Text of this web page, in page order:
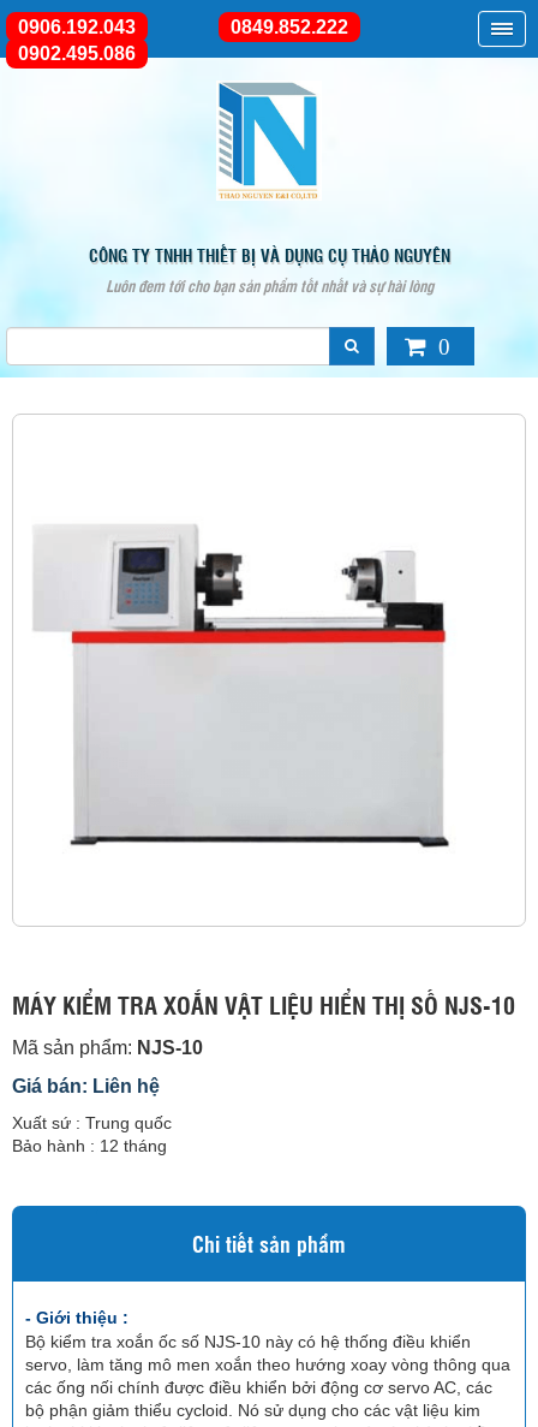
CÔNG TY TNHH THIẾT BỊ VÀ DỤNG CỤ THẢO NGUYÊN
Luôn đem tới cho bạn sản phẩm tốt nhất và sự hài lòng
0906.192.043
0849.852.222
0902.495.086
0
MÁY KIỂM TRA XOẮN VẬT LIỆU HIỂN THỊ SỐ NJS-10
Mã sản phẩm: NJS-10
Giá bán: Liên hệ
Xuất sứ : Trung quốc
Bảo hành : 12 tháng
Chi tiết sản phẩm
- Giới thiệu :
Bộ kiểm tra xoắn ốc số NJS-10 này có hệ thống điều khiển
servo, làm tăng mô men xoắn theo hướng xoay vòng thông qua
các ống nối chính được điều khiển bởi động cơ servo AC, các
bộ phận giảm thiểu cycloid. Nó sử dụng cho các vật liệu kim